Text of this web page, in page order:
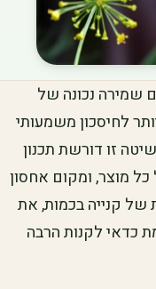
שמירה נכונה של
לחיסכון משמעותי
זו דורשת תכנון
מוצר, ומקום אחסון
של קנייה בכמות, את
כדאי לקנות הרבה